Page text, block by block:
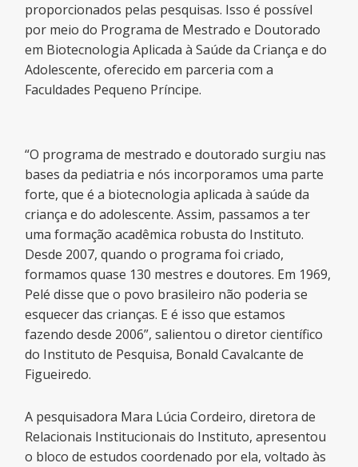
proporcionados pelas pesquisas. Isso é possível
por meio do Programa de Mestrado e Doutorado
em Biotecnologia Aplicada à Saúde da Criança e do
Adolescente, oferecido em parceria com a
Faculdades Pequeno Príncipe.
“O programa de mestrado e doutorado surgiu nas
bases da pediatria e nós incorporamos uma parte
forte, que é a biotecnologia aplicada à saúde da
criança e do adolescente. Assim, passamos a ter
uma formação acadêmica robusta do Instituto.
Desde 2007, quando o programa foi criado,
formamos quase 130 mestres e doutores. Em 1969,
Pelé disse que o povo brasileiro não poderia se
esquecer das crianças. E é isso que estamos
fazendo desde 2006”, salientou o diretor científico
do Instituto de Pesquisa, Bonald Cavalcante de
Figueiredo.
A pesquisadora Mara Lúcia Cordeiro, diretora de
Relacionais Institucionais do Instituto, apresentou
o bloco de estudos coordenado por ela, voltado às